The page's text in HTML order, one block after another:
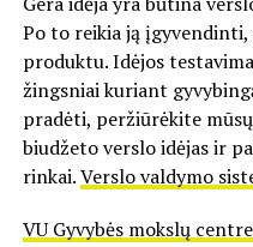
Po to reikia ją
produktu. Idėjos
žingsniai kuriant
pradėti, peržiūrėkite
biudžeto verslo idėjas ir
rinkai.Verslo valdymo
VU Gyvybės mokslų